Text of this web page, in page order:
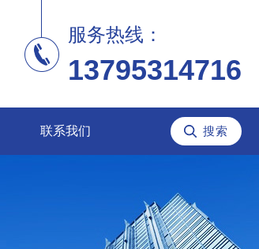
服务热线：
13795314716
联系我们